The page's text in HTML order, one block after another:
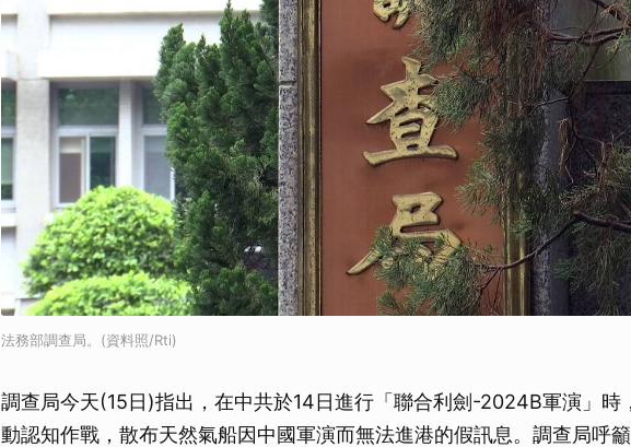
法務部調查局。(資料照/Rti)
調查局今天(15日)指出，在中共於14日進行「聯合利劍-2024B軍演」時
動認知作戰，散布天然氣船因中國軍演而無法進港的假訊息。調查局呼